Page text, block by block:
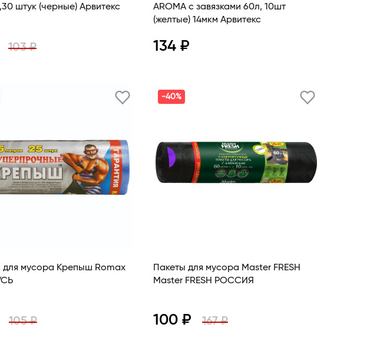
штук (черные) Арвитекс
103 ₽
AROMA с завязками 60л, 10шт
(желтые) 14мкм Арвитекс
134 ₽
для мусора Крепыш Romax
105 ₽
-40%
Пакеты для мусора Master FRESH
Master FRESH РОССИЯ
100 ₽ 167 ₽